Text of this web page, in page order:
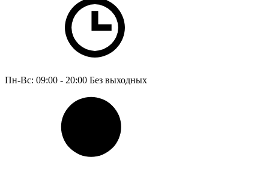
Пн-Вс: 09:00 - 20:00 Без выходных